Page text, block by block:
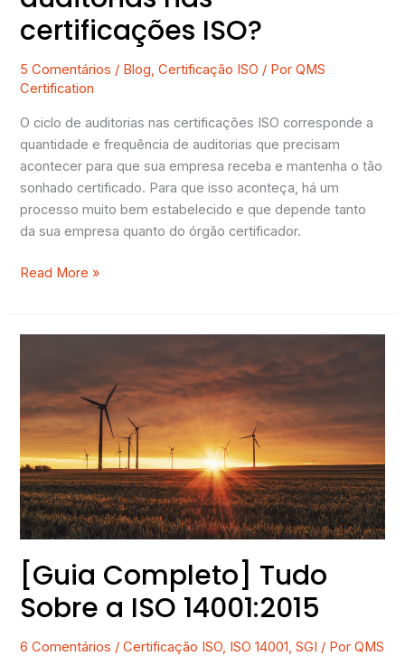
certificações ISO?
5 Comentários / Blog,Certificação ISO / PorQMS
Certification
O ciclo de auditorias nas certificações ISO corresponde a
quantidade e frequência de auditorias que precisam
acontecer para que sua empresa receba e mantenha o tão
sonhado certificado. Para que isso aconteça, há um
processo muito bem estabelecido e que depende tanto
da sua empresa quanto do órgão certificador.
Read More »
[Guia Completo] Tudo
Sobre a ISO 14001:2015
6 Comentários /Certificação ISO, ISO 14001,SGI / PorQMS
Tudo
Sobre
a
ISO
14001:2015